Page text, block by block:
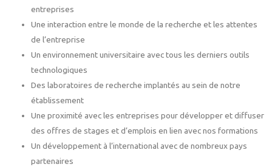
entreprises
Une interaction entre le monde de la recherche et les attentes
de l’entreprise
Un environnement universitaire avec tous les derniers outils
technologiques
Des laboratoires de recherche implantés au sein de notre
établissement
Une proximité avec les entreprises pour développer et diffuser
des offres de stages et d’emplois en lien avec nos formations
Un développement à l’international avec de nombreux pays
partenaires